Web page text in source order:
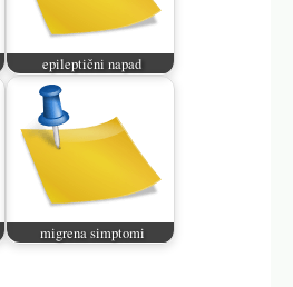
epileptični napad
migrena simptomi